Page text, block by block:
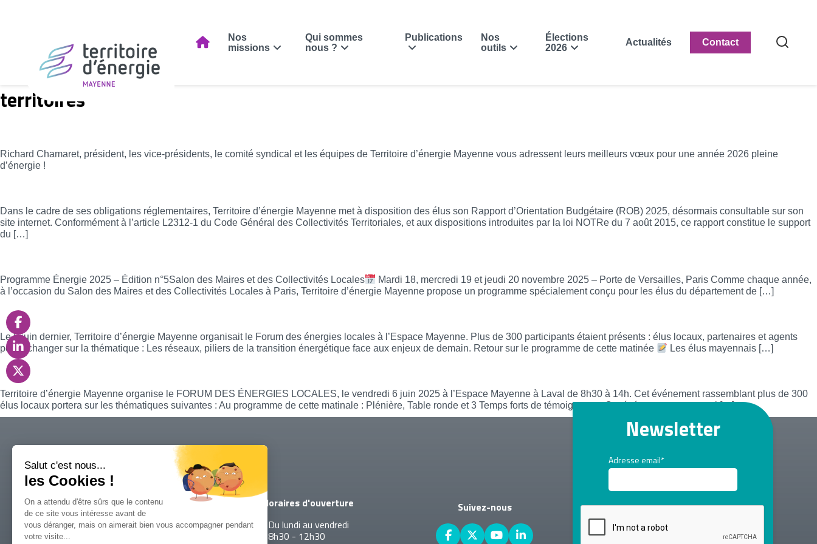
Nos
missions
Qui sommes
nous ?
Publications
Nos
outils
Élections
2026
Actualités Contact
territoires
Richard Chamaret, président, les vice-présidents, le comité syndical et les équipes de Territoire d’énergie Mayenne vous adressent leurs meilleurs vœux pour une année 2026 pleine
d’énergie !
Dans le cadre de ses obligations réglementaires, Territoire d’énergie Mayenne met à disposition des élus son Rapport d’Orientation Budgétaire (ROB) 2025, désormais consultable sur son
site internet. Conformément à l’article L2312-1 du Code Général des Collectivités Territoriales, et aux dispositions introduites par la loi NOTRe du 7 août 2015, ce rapport constitue le support
du […]
Programme Énergie 2025 – Édition n°5Salon des Maires et des Collectivités Locales
Mardi 18, mercredi 19 et jeudi 20 novembre 2025 – Porte de Versailles, Paris Comme chaque année,
à l’occasion du Salon des Maires et des Collectivités Locales à Paris, Territoire d’énergie Mayenne propose un programme spécialement conçu pour les élus du département de […]
Retour sur le Forum des énergies locales 2025
Le 6 juin dernier, Territoire d’énergie Mayenne organisait le Forum des énergies locales à l’Espace Mayenne. Plus de 300 participants étaient présents : élus locaux, partenaires et agents
pour échanger sur la thématique : Les réseaux, piliers de la transition énergétique face aux enjeux de demain. Retour sur le programme de cette matinée
Les élus mayennais […]
Forum des énergies locales 2025
Territoire d’énergie Mayenne organise le FORUM DES ÉNERGIES LOCALES, le vendredi 6 juin 2025 à l’Espace Mayenne à Laval de 8h30 à 14h. Cet événement rassemblant plus de 300
élus locaux portera sur les thématiques suivantes : Au programme de cette matinale : Plénière, Table ronde et 3 Temps forts de témoignages. Cet événement sera aussi […]
Parc Technopolis
Rue Louis de Broglie
Horaires d'ouverture
Du lundi au vendredi
8h30 - 12h30
Suivez-nous
Newsletter
Adresse email*